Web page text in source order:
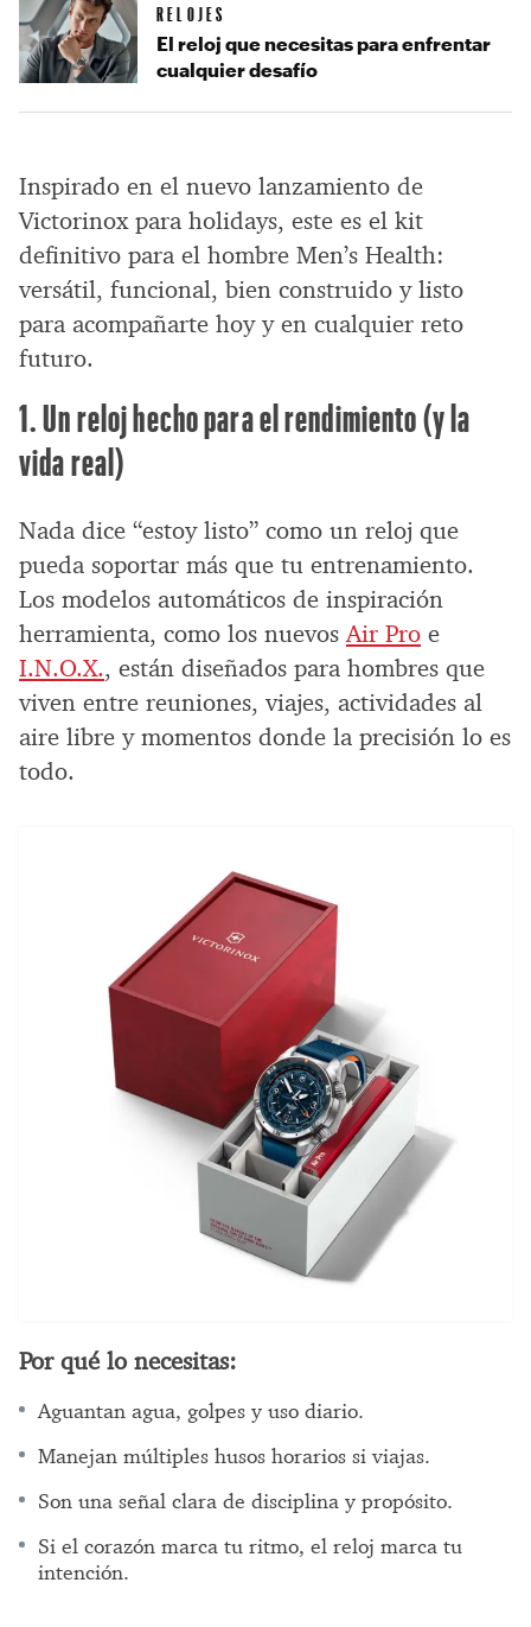
Inspirado en el nuevo lanzamiento de
Victorinox para holidays, este es el kit
definitivo para el hombre Men’s Health:
versátil, funcional, bien construido y listo
para acompañarte hoy y en cualquier reto
futuro.
1. Un reloj hecho para el rendimiento (y la
vida real)
Nada dice “estoy listo” como un reloj que
pueda soportar más que tu entrenamiento.
Los modelos automáticos de inspiración
herramienta, como los nuevosAir Pro e
I.N.O.X., están diseñados para hombres que
viven entre reuniones, viajes, actividades al
aire libre y momentos donde la precisión lo es
todo.
Por qué lo necesitas:
Aguantan agua, golpes y uso diario.
Manejan múltiples husos horarios si viajas.
Son una señal clara de disciplina y propósito.
Si el corazón marca tu ritmo, el reloj marca tu
intención.
RELOJES
El reloj que necesitas para enfrentar
cualquier desafío